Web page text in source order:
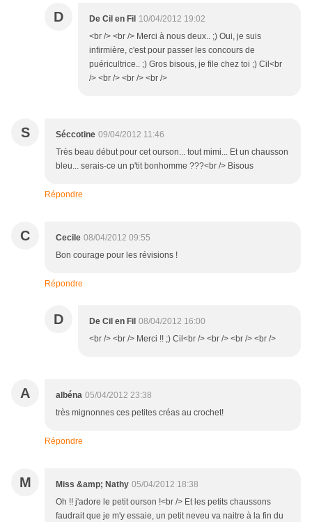
D De Cil en Fil 10/04/2012 19:02
<br /> <br /> Merci à nous deux.. ;) Oui, je suis
infirmière, c'est pour passer les concours de
puéricultrice.. ;) Gros bisous, je file chez toi ;) Cil<br
/> <br /> <br /> <br />
S Séccotine 09/04/2012 11:46
Très beau début pour cet ourson... tout mimi... Et un chausson
bleu... serais-ce un p'tit bonhomme ???<br /> Bisous
Répondre
C Cecile 08/04/2012 09:55
Bon courage pour les révisions !
Répondre
D De Cil en Fil 08/04/2012 16:00
<br /> <br /> Merci !! ;) Cil<br /> <br /> <br /> <br />
A albéna 05/04/2012 23:38
très mignonnes ces petites créas au crochet!
Répondre
M Miss &amp; Nathy 05/04/2012 18:38
Oh !! j'adore le petit ourson !<br /> Et les petits chaussons
faudrait que je m'y essaie, un petit neveu va naitre à la fin du